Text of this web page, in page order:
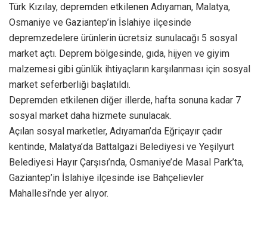
Türk Kızılay, depremden etkilenen Adıyaman, Malatya,
Osmaniye ve Gaziantep’in İslahiye ilçesinde
depremzedelere ürünlerin ücretsiz sunulacağı 5 sosyal
market açtı. Deprem bölgesinde, gıda, hijyen ve giyim
malzemesi gibi günlük ihtiyaçların karşılanması için sosyal
market seferberliği başlatıldı.
Depremden etkilenen diğer illerde, hafta sonuna kadar 7
sosyal market daha hizmete sunulacak.
Açılan sosyal marketler, Adıyaman’da Eğriçayır çadır
kentinde, Malatya’da Battalgazi Belediyesi ve Yeşilyurt
Belediyesi Hayır Çarşısı’nda, Osmaniye’de Masal Park’ta,
Gaziantep’in İslahiye ilçesinde ise Bahçelievler
Mahallesi’nde yer alıyor.